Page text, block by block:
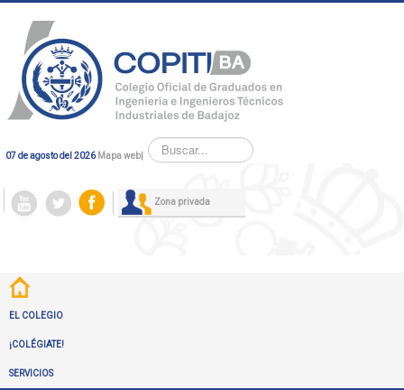
07 de agosto del 2026 Mapa web|
Buscar...
Zona privada
EL COLEGIO
¡COLÉGIATE!
SERVICIOS